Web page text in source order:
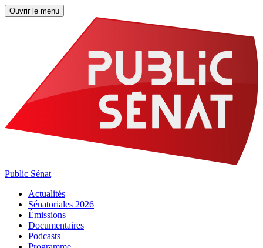
Ouvrir le menu
Public Sénat
Actualités
Sénatoriales 2026
Émissions
Documentaires
Podcasts